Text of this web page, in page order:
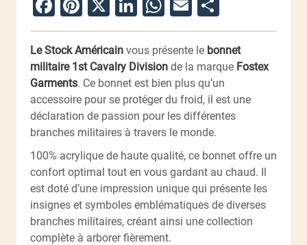
Facebook
Pinterest
X LinkedIn
WhatsApp
Email
Le Stock Américain vous présente le bonnet
militaire 1st Cavalry Division de la marque Fostex
Garments. Ce bonnet est bien plus qu’un
accessoire pour se protéger du froid, il est une
déclaration de passion pour les différentes
branches militaires à travers le monde.
100% acrylique de haute qualité, ce bonnet offre un
confort optimal tout en vous gardant au chaud. Il
est doté d’une impression unique qui présente les
insignes et symboles emblématiques de diverses
branches militaires, créant ainsi une collection
complète à arborer fièrement.